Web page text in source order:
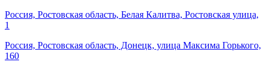
Россия, Ростовская область, Белая Калитва, Ростовская улица,
1
Россия, Ростовская область, Донецк, улица Максима Горького,
160